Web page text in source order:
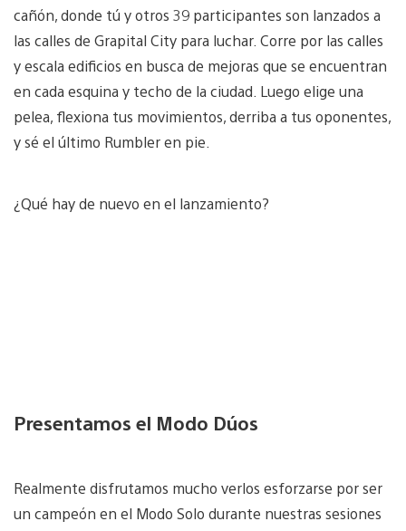
cañón, donde tú y otros 39 participantes son lanzados a
las calles de Grapital City para luchar. Corre por las calles
y escala edificios en busca de mejoras que se encuentran
en cada esquina y techo de la ciudad. Luego elige una
pelea, flexiona tus movimientos, derriba a tus oponentes,
y sé el último Rumbler en pie.
¿Qué hay de nuevo en el lanzamiento?
Presentamos el Modo Dúos
Realmente disfrutamos mucho verlos esforzarse por ser
un campeón en el Modo Solo durante nuestras sesiones